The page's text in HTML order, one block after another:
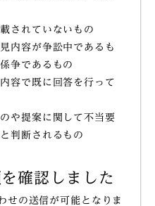
されていないもの
内容が争訟中であるも
争であるもの
容で既に回答を行って
や提案に関して不当要
判断されるもの
確認しました
せの送信が可能となりま